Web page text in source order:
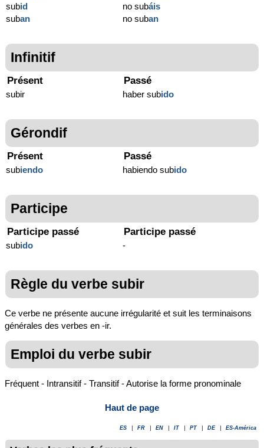
subid
suban
no subáis
no suban
Infinitif
Présent
subir
Passé
haber subido
Gérondif
Présent
subiendo
Passé
habiendo subido
Participe
Participe passé
subido
Participe passé
-
Règle du verbe subir
Ce verbe ne présente aucune irrégularité et suit les terminaisons
générales des verbes en -ir.
Emploi du verbe subir
Fréquent - Intransitif - Transitif - Autorise la forme pronominale
Haut de page
ES FR EN IT PT DE ES-América